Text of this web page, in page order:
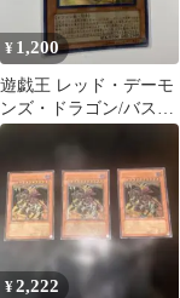
¥ 1,200
遊戯王 レッド・デーモ
ンズ・ドラゴン/バスタ
ー
¥2,222